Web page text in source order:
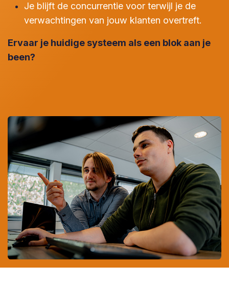
Je blijft de concurrentie voor terwijl je de
verwachtingen van jouw klanten overtreft.
Ervaar je huidige systeem als een blok aan je
been?